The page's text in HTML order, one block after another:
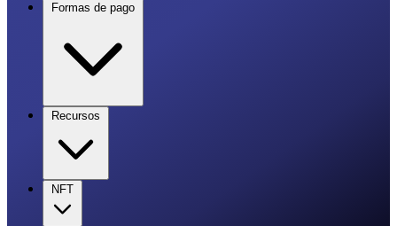
Formas de pago
Recursos
NFT